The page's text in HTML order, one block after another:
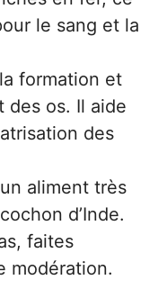
le sang et la
formation et
des os. Il aide
des
aliment très
d’Inde.
faites
modération.